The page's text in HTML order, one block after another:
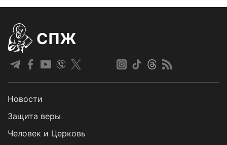
СПЖ
Новости
Защита веры
Человек и Церковь